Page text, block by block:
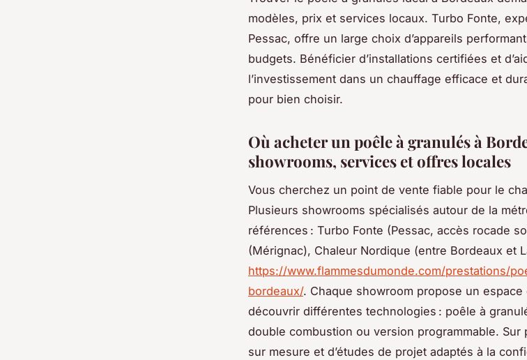
modèles, prix et services locaux. Turbo Fonte,
Pessac, offre un large choix d’appareils
budgets. Bénéficier d’installations certifiées et
l’investissement dans un chauffage efficace et
pour bien choisir.
Où acheter un poêle à granulés à
showrooms, services et offres locales
Vous cherchez un point de vente fiable pour le
Plusieurs showrooms spécialisés autour de la
références : Turbo Fonte (Pessac, accès rocade
(Mérignac), Chaleur Nordique (entre Bordeaux et
https://www.flammesdumonde.com/prestations/
bordeaux/. Chaque showroom propose un espace
découvrir différentes technologies : poêle à
double combustion ou version programmable.
sur mesure et d’études de projet adaptés à la